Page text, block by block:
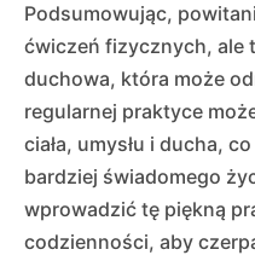
Podsumowując,
ćwiczeń fizycznych, ale
duchowa, która może
regularnej praktyce
ciała, umysłu i ducha,
bardziej świadomego
wprowadzić tę piękną
codzienności, aby